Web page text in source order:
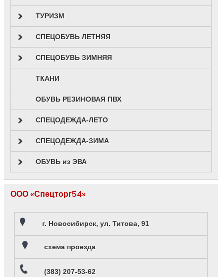
ТУРИЗМ
СПЕЦОБУВЬ ЛЕТНЯЯ
СПЕЦОБУВЬ ЗИМНЯЯ
ТКАНИ
ОБУВЬ РЕЗИНОВАЯ ПВХ
СПЕЦОДЕЖДА-ЛЕТО
СПЕЦОДЕЖДА-ЗИМА
ОБУВЬ из ЭВА
ООО «Спецторг54»
г. Новосибирск, ул. Титова, 91
схема проезда
(383) 207-53-62